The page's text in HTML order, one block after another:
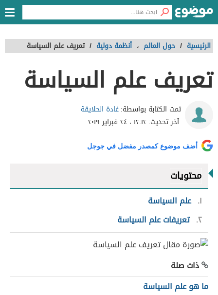
الرئيسية / حول العالم ، أنظمة دولية / تعريف علم السياسة
تعريف علم السياسة
تمت الكتابة بواسطة:غادة الحلايقة
آخر تحديث:١٢:١٢ ، ٢٤ فبراير ٢٠١٩
أضف موضوع كمصدر مفضل في جوجل
محتويات
١ علم السياسة
٢ تعريفات علم السياسة
ذات صلة
ما هو علم السياسة